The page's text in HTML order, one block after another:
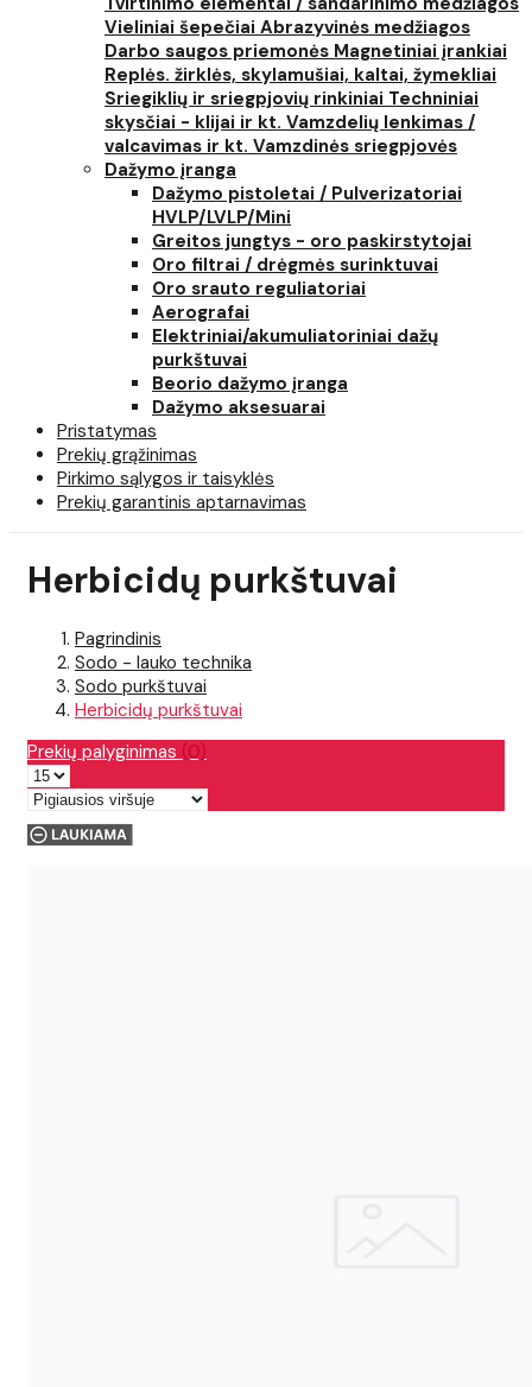
Vieliniai šepečiai Abrazyvinės medžiagos
Darbo saugos priemonės Magnetiniai įrankiai
Replės. žirklės, skylamušiai, kaltai, žymekliai
Sriegiklių ir sriegpjovių rinkiniai Techniniai
skysčiai - klijai ir kt. Vamzdelių lenkimas /
valcavimas ir kt. Vamzdinės sriegpjovės
Dažymo įranga
Dažymo pistoletai / Pulverizatoriai
HVLP/LVLP/Mini
Greitos jungtys - oro paskirstytojai
Oro filtrai / drėgmės surinktuvai
Oro srauto reguliatoriai
Aerografai
Elektriniai/akumuliatoriniai dažų
purkštuvai
Beorio dažymo įranga
Dažymo aksesuarai
Pristatymas
Prekių grąžinimas
Pirkimo sąlygos ir taisyklės
Prekių garantinis aptarnavimas
Herbicidų purkštuvai
Pagrindinis
Sodo - lauko technika
Sodo purkštuvai
Herbicidų purkštuvai
Prekių palyginimas (0)